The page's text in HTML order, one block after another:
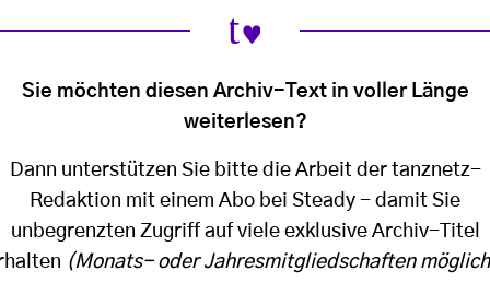
Sie möchten diesen Archiv-Text in voller Länge
weiterlesen?
Dann unterstützen Sie bitte die Arbeit der tanznetz-
Redaktion mit einem Abo bei Steady - damit Sie
unbegrenzten Zugriff auf viele exklusive Archiv-Titel
(Monats- oder Jahresmitgliedschaften